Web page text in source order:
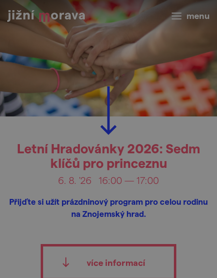
menu
Letní Hradovánky 2026: Sedm
klíčů pro princeznu
6. 8. '26 16:00 — 17:00
Přijďte si užít prázdninový program pro celou rodinu
na Znojemský hrad.
více informací